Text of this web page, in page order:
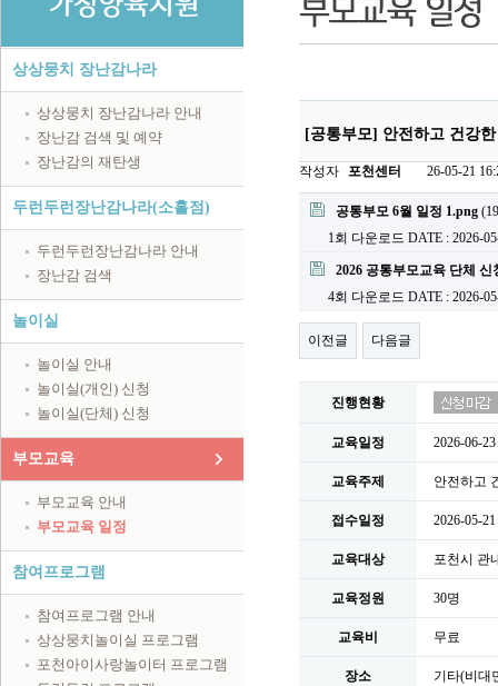
상상뭉치 장난감나라
상상뭉치 장난감나라 안내
장난감 검색 및 예약
장난감의 재탄생
두런두런장난감나라(소흘점)
두런두런장난감나라 안내
장난감 검색
놀이실
놀이실 안내
놀이실(개인) 신청
놀이실(단체) 신청
부모교육
부모교육 안내
부모교육 일정
참여프로그램
참여프로그램 안내
상상뭉치놀이실 프로그램
포천아이사랑놀이터 프로그램
[공통부모] 안전하고 건강
작성자 포천센터
26-05-21
첨부파일
공통부모 6월 일정 1.png
1회 다운로드 DATE : 2026-
2026 공통부모교육 단체
4회 다운로드 DATE : 2026-
이전글 다음글
진행현황
교육일정 2026-06-
교육주제 안전하고
접수일정 2026-05-
교육대상 포천시 관
교육정원 30명
교육비 무료
장소 기타(비대